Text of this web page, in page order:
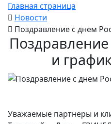
Главная страница
Новости
Поздравление с днем
и
Уважаемые партнеры и